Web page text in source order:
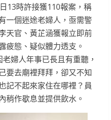
13時許接獲110報案，稱
一個迷途老婦人，亟需警
天官、黃芷涵獲報立即前
疲態、疑似體力透支。
婦人年事已長且有重聽，
要去廟裡拜拜，卻又不知
記不起來家住在哪裡？員
稍作歇息並提供飲水。